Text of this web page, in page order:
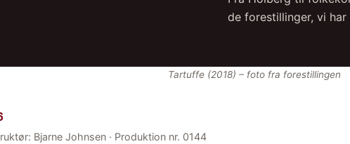
de forestillinger, vi har
Tartuffe (2018) – foto fra forestillingen
Bjarne Johnsen · Produktion nr. 0144